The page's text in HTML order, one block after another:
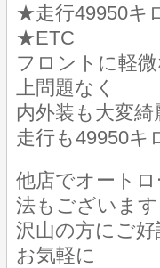
★走行49950キ
★ETC
フロントに軽
上問題なく
内外装も大変
走行も49950キ
他店でオート
法もございま
沢山の方にご
お気軽に